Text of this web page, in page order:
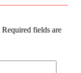
Required fields are